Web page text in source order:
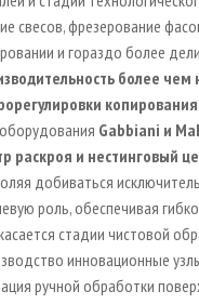
свесов, фрезерование
и гораздо более
более чем
копирования
Gabbiani и
раскроя и нестинговый
добиваться
роль, обеспечивая
стадии чистовой
инновационные
ручной обработки